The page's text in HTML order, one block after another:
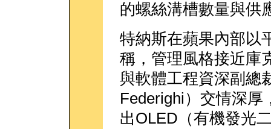
的螺絲溝槽數量與供
特納斯在蘋果內部以
稱，管理風格接近庫
與軟體工程資深副總
Federighi）交情深厚
出OLED（有機發光